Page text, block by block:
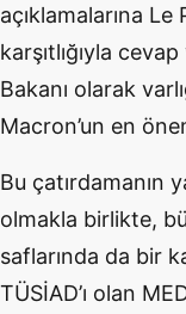
açıklamalarına
karşıtlığıyla
Bakanı olarak
Macron’un en
Bu çatırdamanın
olmakla birlikte,
saflarında da bir
TÜSİAD’ı olan